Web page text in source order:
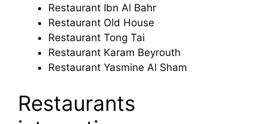
Restaurant Ibn Al Bahr
Restaurant Old House
Restaurant Tong Tai
Restaurant Karam Beyrouth
Restaurant Yasmine Al Sham
Restaurants